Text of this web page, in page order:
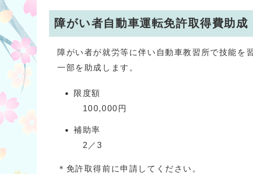
障がい者自動車運転免許取得費助成
障がい者が就労等に伴い自動車教習所で技能を
一部を助成します。
限度額
100,000円
補助率
2／3
＊免許取得前に申請してください。